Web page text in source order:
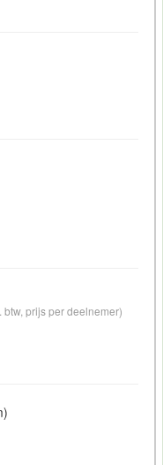
btw, prijs per deelnemer)